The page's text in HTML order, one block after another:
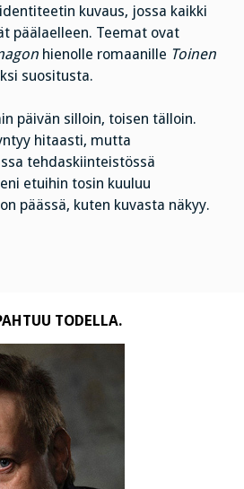
kuvaus, jossa kaikki
päälaelleen. Teemat ovat
hienolle romaanille Toinen
suositusta.
päivän silloin, toisen tälloin.
hitaasti, mutta
tehdaskiinteistössä
etuihin tosin kuuluu
päässä, kuten kuvasta näkyy.
TODELLA.